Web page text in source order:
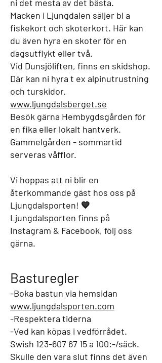
ni det mesta av det bästa.
Macken i Ljungdalen säljer bl a
fiskekort och skoterkort. Här kan
du även hyra en skoter för en
dagsutflykt eller två.
Vid Dunsjöliften, finns en skidshop.
Där kan ni hyra t ex alpinutrustning
och turskidor.
www.ljungdalsberget.se
Besök gärna Hembygdsgården för
en fika eller lokalt hantverk.
Gammelgården - sommartid
serveras våfflor.
Vi hoppas att ni blir en
återkommande gäst hos oss på
Ljungdalsporten! 💙
Ljungdalsporten finns på
Instagram & Facebook, följ oss
gärna.
Basturegler
-Boka bastun via hemsidan
www.ljungdalsporten.com
-Respektera tiderna
-Ved kan köpas i vedförrådet.
Swish 123-607 67 15a 100:-/säck.
Skulle den vara slut finns det även